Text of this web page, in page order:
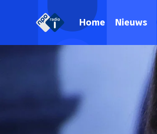
Home Nieuws